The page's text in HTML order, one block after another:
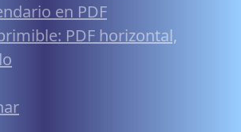
en PDF
PDF horizontal,